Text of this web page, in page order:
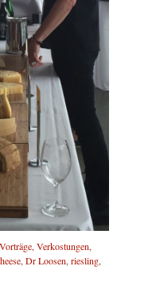
Vorträge, Verkostungen,
Dr Loosen riesling